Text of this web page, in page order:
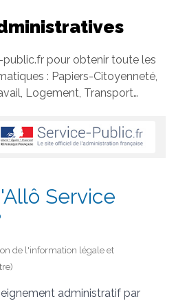
pour obtenir toute les
: Papiers-Citoyenneté,
Logement, Transport…
Service
de l'information légale et
administratif par